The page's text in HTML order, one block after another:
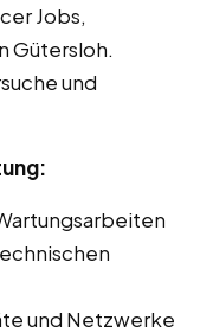
Jobs,
Gütersloh.
und
und Netzwerke